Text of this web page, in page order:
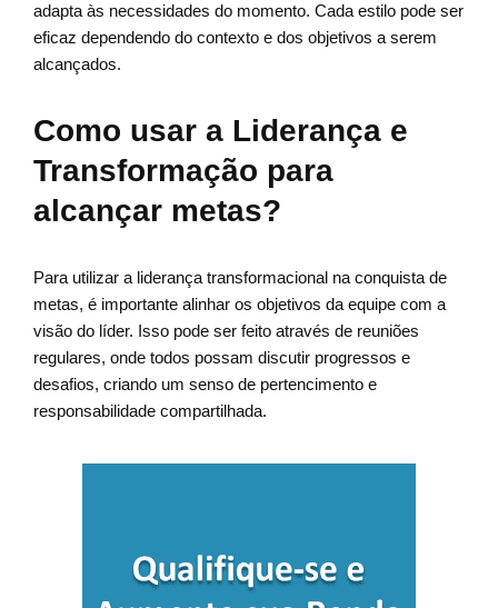
adapta às necessidades do momento. Cada estilo pode ser
eficaz dependendo do contexto e dos objetivos a serem
alcançados.
Como usar a Liderança e
Transformação para
alcançar metas?
Para utilizar a liderança transformacional na conquista de
metas, é importante alinhar os objetivos da equipe com a
visão do líder. Isso pode ser feito através de reuniões
regulares, onde todos possam discutir progressos e
desafios, criando um senso de pertencimento e
responsabilidade compartilhada.